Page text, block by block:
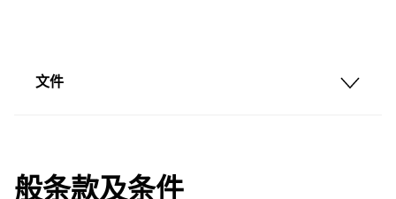
文件
般条款及条件